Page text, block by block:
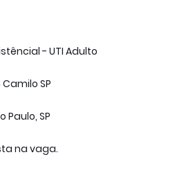
- UTI Adulto
SP
Paulo, SP
na vaga.